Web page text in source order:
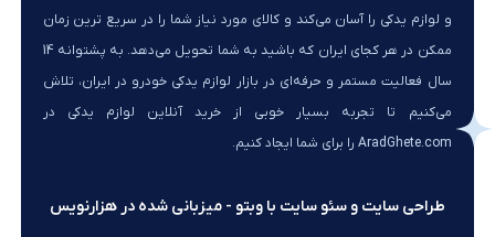
و لوازم یدکی را آسان می‌کند و کالای مورد نیاز شما را در سریع ترین زمان
ممکن در هر کجای ایران که باشید به شما تحویل می‌دهد. به پشتوانه 14
سال فعالیت مستمر و حرفه‌ای در بازار لوازم یدکی خودرو در ایران، تلاش
می‌کنیم تا تجربه بسیار خوبی از خرید آنلاین لوازم یدکی در
AradGhete.com را برای شما ایجاد کنیم.
طراحی سایت و سئو سایت با وبتو - میزبانی شده در هزارنویس